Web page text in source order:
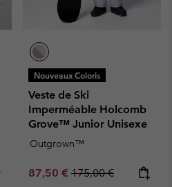
Nouveaux Coloris
Veste de Ski
Imperméable Holcomb
Grove™ Junior Unisexe
Outgrown™
Sale price:
87,50 € Regular price:
175,00 €